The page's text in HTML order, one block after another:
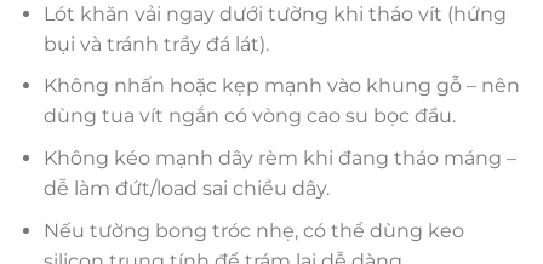
Lót khăn vải ngay dưới tường khi tháo vít (hứng
bụi và tránh trầy đá lát).
Không nhấn hoặc kẹp mạnh vào khung gỗ – nên
dùng tua vít ngắn có vòng cao su bọc đầu.
Không kéo mạnh dây rèm khi đang tháo máng –
dễ làm đứt/load sai chiều dây.
Nếu tường bong tróc nhẹ, có thể dùng keo